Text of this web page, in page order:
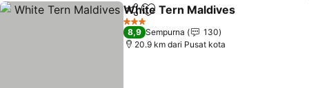
BagikanTambahkan ke favorit
White Tern Maldives
3 Bintang
8,9 Sempurna
130
20.9 km dari Pusat kota